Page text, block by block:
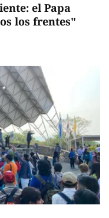
el Papa
los frentes"